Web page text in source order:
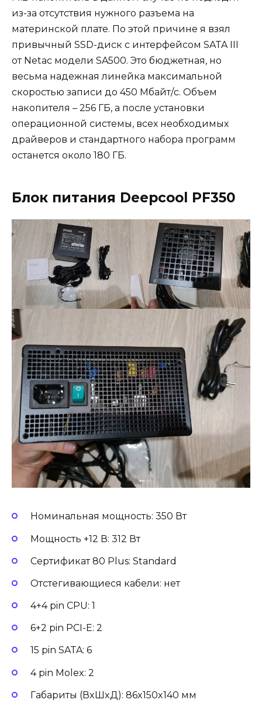
из-за отсутствия нужного разъема на
материнской плате. По этой причине я взял
привычный SSD-диск с интерфейсом SATA III
от Netac модели SA500. Это бюджетная, но
весьма надежная линейка максимальной
скоростью записи до 450 Мбайт/с. Объем
накопителя – 256 ГБ, а после установки
операционной системы, всех необходимых
драйверов и стандартного набора программ
останется около 180 ГБ.
Блок питания Deepcool PF350
Номинальная мощность: 350 Вт
Мощность +12 В: 312 Вт
Сертификат 80 Plus: Standard
Отстегивающиеся кабели: нет
4+4 pin CPU: 1
6+2 pin PCI-E: 2
15 pin SATA: 6
4 pin Molex: 2
Габариты (ВxШxД): 86x150x140 мм